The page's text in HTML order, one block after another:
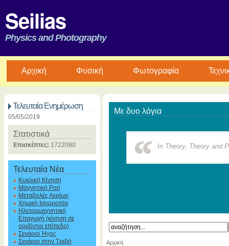
Seilias
Physics and Photography
Aρχική Φυσική Φωτογραφία
Τελευταία Ενημέρωση
05/05/2019
Στατιστικά
Επισκέπτες: 1722090
Τελευταία Νέα
Κυκλική Κίνηση
Μαγνητική Ροή
Μεταβολές Αερίων
Χημική Ισορροπία
Ηλετρομαγνητική
Επαγωγή (κίνηση σε
οριζόντιο επίπεδο)
Σενάριο Ήχος
Σενάριο στην Τριβή
Με δυο λόγια
In Theory, Theory and
Αρχική